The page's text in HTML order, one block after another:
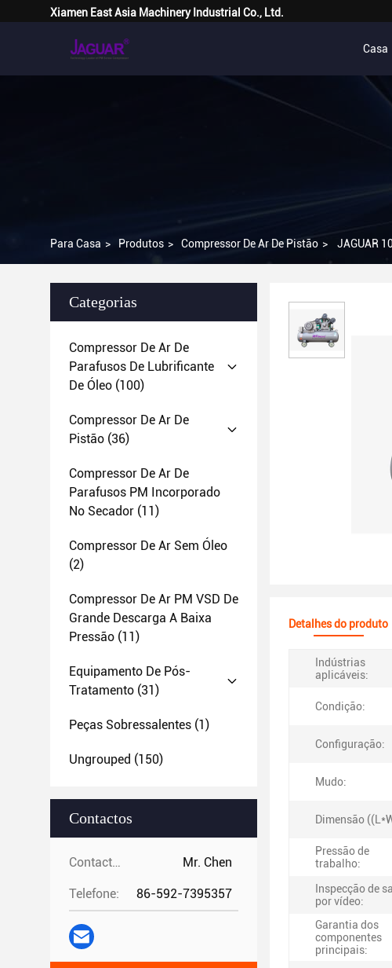
Xiamen East Asia Machinery Industrial Co., Ltd.
Casa
Para Casa > Produtos > Compressor De Ar De Pistão > JAGUAR
Categorias
Compressor De Ar De
Parafusos De Lubrificante
De Óleo (100)
Compressor De Ar De
Pistão (36)
Compressor De Ar De
Parafusos PM Incorporado
No Secador (11)
Compressor De Ar Sem Óleo
(2)
Compressor De Ar PM VSD De
Grande Descarga A Baixa
Pressão (11)
Equipamento De Pós-
Tratamento (31)
Peças Sobressalentes (1)
Ungrouped (150)
Contactos
Contactos: Mr. Chen
Telefone: 86-592-7395357
Detalhes do produto
Indústrias
aplicáveis:
Condição:
Configuração:
Mudo:
Dimensão
Pressão de
trabalho:
Inspecção de
por vídeo:
Garantia dos
componentes
principais: